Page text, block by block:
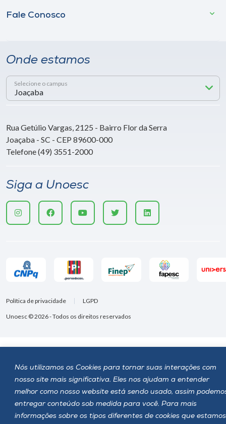
Nós utilizamos os Cookies para tornar suas interações com
nosso site mais significativa. Eles nos ajudam a entender
melhor como nosso website está sendo usado, assim
entregar conteúdo sob medida para você. Para mais
informações sobre os tipos diferentes de cookies que estamos
Fale Conosco
Onde estamos
Selecione o campus
Rua Getúlio Vargas, 2125 - Bairro Flor da Serra
Joaçaba - SC - CEP 89600-000
Telefone (49) 3551-2000
Siga a Unoesc
Unoesc © 2026 - Todos os direitos reservados
Política de privacidade LGPD